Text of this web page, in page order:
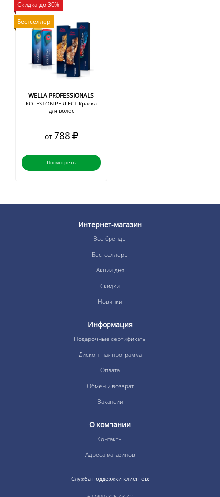
Скидка до 30%
Бестселлер
WELLA PROFESSIONALS
KOLESTON PERFECT Краска
для волос
от 788
Посмотреть
Интернет-магазин
Все бренды
Бестселлеры
Акции дня
Скидки
Новинки
Информация
Подарочные сертификаты
Дисконтная программа
Оплата
Обмен и возврат
Вакансии
О компании
Контакты
Адреса магазинов
Служба поддержки клиентов: